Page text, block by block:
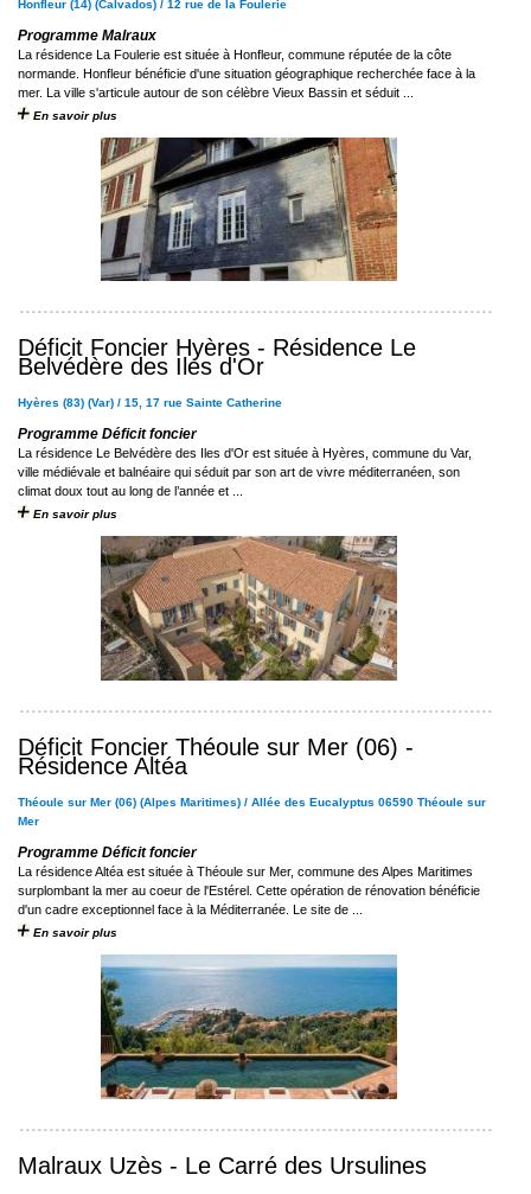
Honfleur (14) (Calvados) / 12 rue de la Foulerie
Programme Malraux
La résidence La Foulerie est située à Honfleur, commune réputée de la côte
normande. Honfleur bénéficie d'une situation géographique recherchée face à la
mer. La ville s'articule autour de son célèbre Vieux Bassin et séduit ...
En savoir plus
Déficit Foncier Hyères - Résidence Le
Belvédère des Iles d'Or
Hyères (83) (Var) / 15, 17 rue Sainte Catherine
Programme Déficit foncier
La résidence Le Belvédère des Iles d'Or est située à Hyères, commune du Var,
ville médiévale et balnéaire qui séduit par son art de vivre méditerranéen, son
climat doux tout au long de l’année et ...
En savoir plus
Déficit Foncier Théoule sur Mer (06) -
Résidence Altéa
Théoule sur Mer (06) (Alpes Maritimes) / Allée des Eucalyptus 06590 Théoule sur
Mer
Programme Déficit foncier
La résidence Altéa est située à Théoule sur Mer, commune des Alpes Maritimes
surplombant la mer au coeur de l'Estérel. Cette opération de rénovation bénéficie
d'un cadre exceptionnel face à la Méditerranée. Le site de ...
En savoir plus
Malraux Uzès - Le Carré des Ursulines